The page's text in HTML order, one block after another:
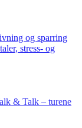
og sparring
stress- og
& Talk – turene